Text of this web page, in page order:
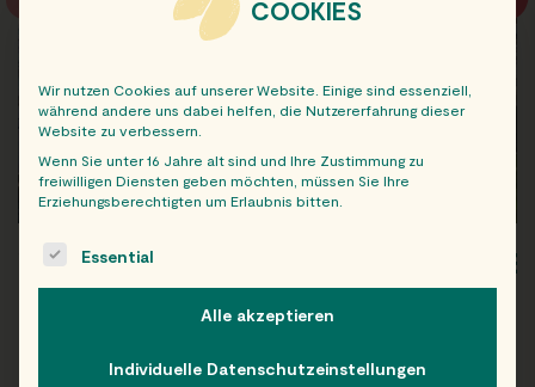
WIEN
COOKIES
Wir nutzen Cookies auf unserer Website. Einige sind essenziell,
während andere uns dabei helfen, die Nutzererfahrung dieser
Website zu verbessern.
Wenn Sie unter 16 Jahre alt sind und Ihre Zustimmung zu
freiwilligen Diensten geben möchten, müssen Sie Ihre
Erziehungsberechtigten um Erlaubnis bitten.
The following is a list of service groups for which consent
Essential
Alle akzeptieren
Individuelle Datenschutzeinstellungen